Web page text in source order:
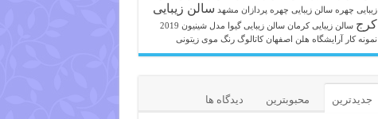
زیبایی چهره سالن زیبایی چهره پردازان مشهد سالن زیبایی
کرج سالن زیبایی کرمان سالن زیبایی گیوا
مدل شینیون 2019
نمونه کار آرایشگاه هلن اصفهان کاتالوگ رنگ موی زیتونی
جدیدترین محبوبترین دیدگاه ها